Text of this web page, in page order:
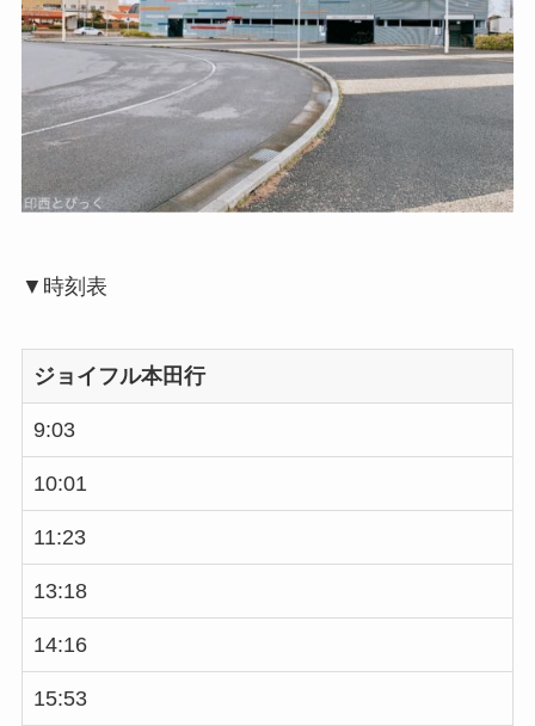
▼時刻表
ジョイフル本田行
9:03
10:01
11:23
13:18
14:16
15:53